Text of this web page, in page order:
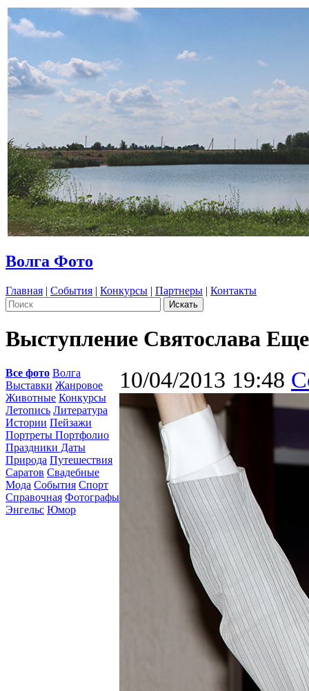
Волга Фото
Главная | События | Конкурсы | Партнеры | Контакты
Выступление Святослава
Все фото Волга
Выставки Жанровое
Животные Конкурсы
Летопись Литература
Истории Пейзажи
Портреты Портфолио
Праздники Даты
Природа Путешествия
Саратов Свадебные
Мода События Спорт
Справочная Фотографы
Энгельс Юмор
10/04/2013 19:48